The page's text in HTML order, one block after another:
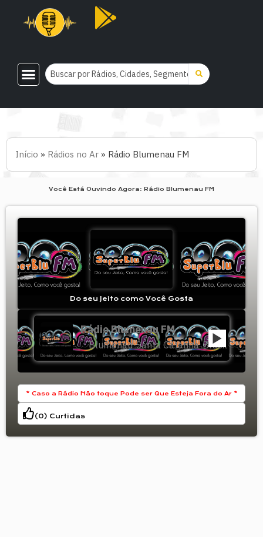
Início » Rádios no Ar » Rádio Blumenau FM
Você Está Ouvindo Agora: Rádio Blumenau FM
Do seu Jeito como Você Gosta
Rádio Blumenau FM
Blumenau,Santa Catarina,Brasil
* Caso a Rádio Não toque Pode ser Que Esteja Fora do Ar *
(0) Curtidas